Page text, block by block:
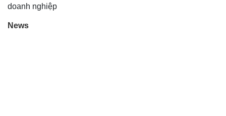
doanh nghiệp
News